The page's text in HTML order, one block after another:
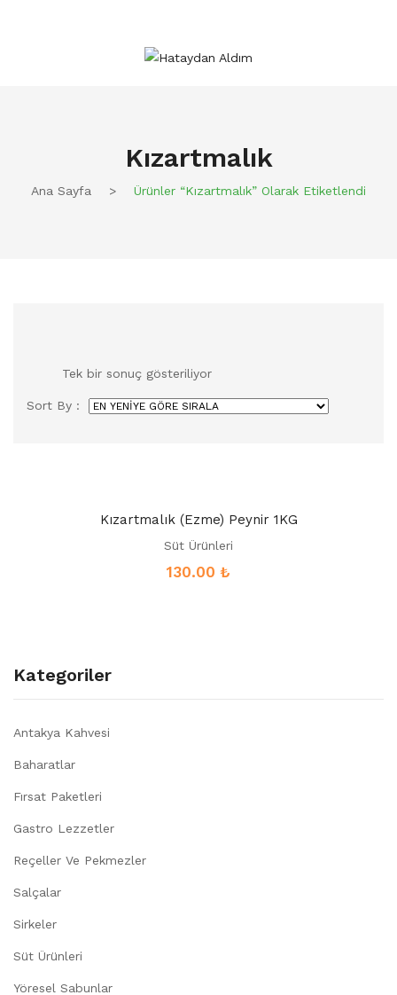
Kızartmalık
Ana Sayfa > Ürünler “kızartmalık” Olarak Etiketlendi
Tek bir sonuç gösteriliyor
Sort By :
Kızartmalık (Ezme) Peynir 1KG
Süt Ürünleri
130.00 ₺
Kategoriler
Antakya Kahvesi
Baharatlar
Fırsat Paketleri
Gastro Lezzetler
Reçeller Ve Pekmezler
Salçalar
Sirkeler
Süt Ürünleri
Yöresel Sabunlar